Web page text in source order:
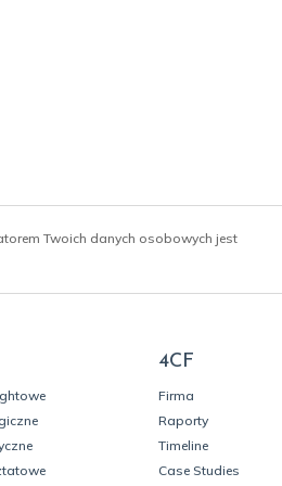
Twoich danych osobowych jest
4CF
Firma
Raporty
Timeline
Case Studies